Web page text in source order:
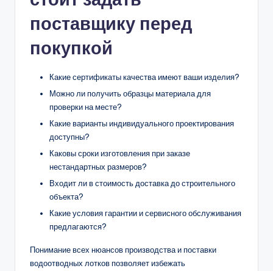
поставщику перед
покупкой
Какие сертификаты качества имеют ваши изделия?
Можно ли получить образцы материала для
проверки на месте?
Какие варианты индивидуального проектирования
доступны?
Каковы сроки изготовления при заказе
нестандартных размеров?
Входит ли в стоимость доставка до строительного
объекта?
Какие условия гарантии и сервисного обслуживания
предлагаются?
Понимание всех нюансов производства и поставки
водоотводных лотков позволяет избежать